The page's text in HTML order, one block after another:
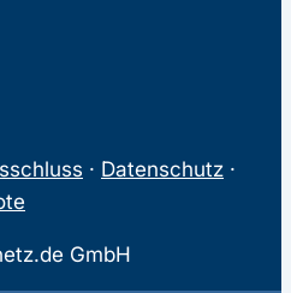
· Datenschutz ·
GmbH